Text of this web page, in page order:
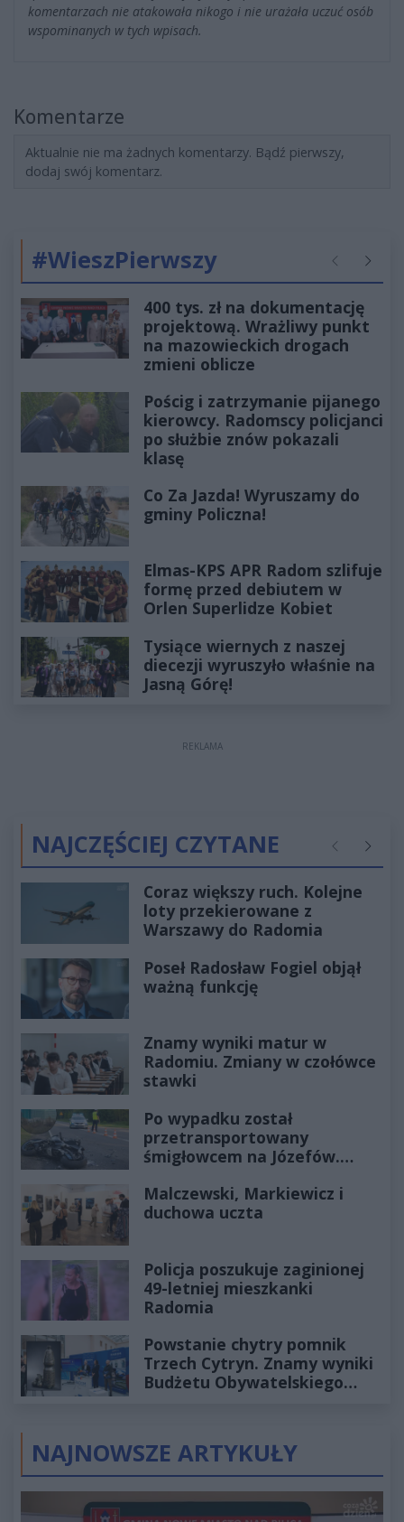
komentarzach nie atakowała nikogo i nie urażała uczuć osób
wspominanych w tych wpisach.
Komentarze
Aktualnie nie ma żadnych komentarzy. Bądź pierwszy,
dodaj swój komentarz.
#WieszPierwszy Poprzednie
400 tys. zł na dokumentację
projektową. Wrażliwy punkt
na mazowieckich drogach
zmieni oblicze
Pościg i zatrzymanie pijanego
kierowcy. Radomscy policjanci
po służbie znów pokazali
klasę
Co Za Jazda! Wyruszamy do
gminy Policzna!
Elmas-KPS APR Radom szlifuje
formę przed debiutem w
Orlen Superlidze Kobiet
Tysiące wiernych z naszej
diecezji wyruszyło właśnie na
Jasną Górę!
REKLAMA
NAJCZĘŚCIEJ CZYTANE Poprzednie
Coraz większy ruch. Kolejne
loty przekierowane z
Warszawy do Radomia
Poseł Radosław Fogiel objął
ważną funkcję
Znamy wyniki matur w
Radomiu. Zmiany w czołówce
stawki
Po wypadku został
przetransportowany
śmigłowcem na Józefów.
Malczewski, Markiewicz i
duchowa uczta
Policja poszukuje zaginionej
49-letniej mieszkanki
Radomia
Powstanie chytry pomnik
Trzech Cytryn. Znamy wyniki
Budżetu Obywatelskiego
NAJNOWSZE ARTYKUŁY